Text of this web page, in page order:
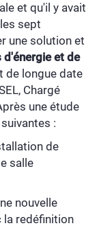
et qu'il y avait
sept
une solution et
d'énergie et de
de longue date
Chargé
une étude
:
de
salle
nouvelle
la redéfinition